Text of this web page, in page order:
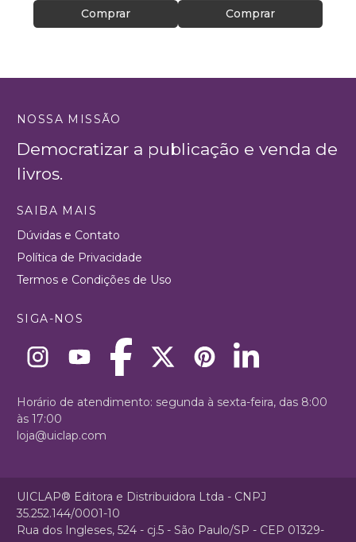
Comprar Comprar
NOSSA MISSÃO
Democratizar a publicação e venda de
livros.
SAIBA MAIS
Dúvidas e Contato
Política de Privacidade
Termos e Condições de Uso
SIGA-NOS
Horário de atendimento: segunda à sexta-feira, das 8:00
às 17:00
loja@uiclap.com
UICLAP® Editora e Distribuidora Ltda - CNPJ
35.252.144/0001-10
Rua dos Ingleses, 524 - cj.5 - São Paulo/SP - CEP 01329-